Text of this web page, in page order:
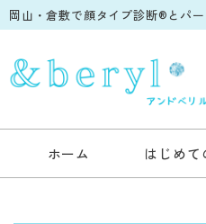
岡山・倉敷で顔タイプ診断®︎とパ
ホーム はじめて